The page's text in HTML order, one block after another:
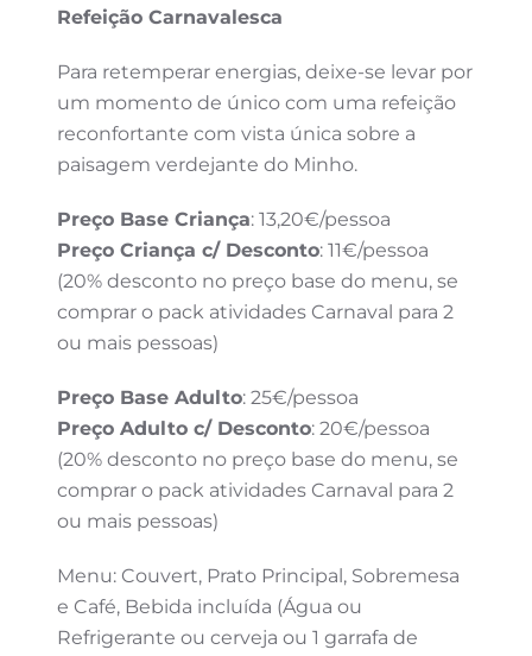
Refeição Carnavalesca
Para retemperar energias, deixe-se levar por
um momento de único com uma refeição
reconfortante com vista única sobre a
paisagem verdejante do Minho.
Preço Base Criança: 13,20€/pessoa
Preço Criança c/ Desconto: 11€/pessoa
(20% desconto no preço base do menu, se
comprar o pack atividades Carnaval para 2
ou mais pessoas)
Preço Base Adulto: 25€/pessoa
Preço Adulto c/ Desconto: 20€/pessoa
(20% desconto no preço base do menu, se
comprar o pack atividades Carnaval para 2
ou mais pessoas)
Menu: Couvert, Prato Principal, Sobremesa
e Café, Bebida incluída (Água ou
Refrigerante ou cerveja ou 1 garrafa de